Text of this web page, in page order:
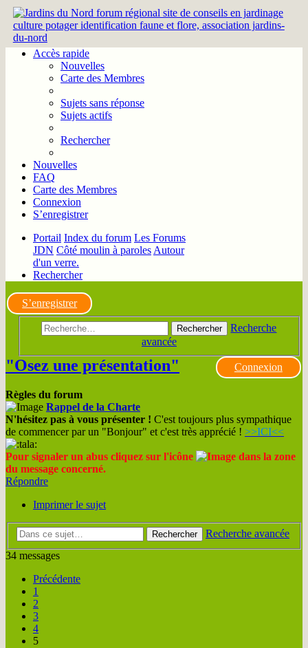
Accès rapide
Nouvelles
Carte des Membres
Sujets sans réponse
Sujets actifs
Rechercher
Nouvelles
FAQ
Carte des Membres
Connexion
S’enregistrer
Portail Index du forum Les Forums
JDN Côté moulin à paroles Autour
d'un verre.
Rechercher
S’enregistrer
Rechercher
Recherche
avancée
Connexion
"Osez une présentation"
Règles du forum
Rappel de la Charte
N'hésitez pas à vous présenter ! C'est toujours plus sympathique
de commencer par un "Bonjour" et c'est très apprécié ! >>ICI<<
Pour signaler un abus cliquez sur l'icône
dans la zone
du message concerné.
Répondre
Imprimer le sujet
Rechercher
Recherche avancée
34 messages
Précédente
1
2
3
4
5